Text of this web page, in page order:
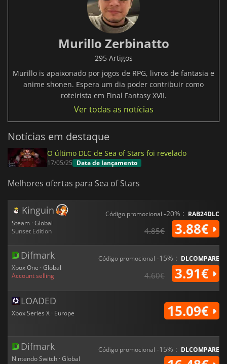
Murillo Zerbinatto
295 Artigos
Murillo is apaixonado por jogos de RPG, livros de fantasia e
anime shonen. Espera um dia poder contribuir como
roteirista em Final Fantasy XVII.
Ver todas as notícias
Notícias em destaque
O último DLC de Sea of Stars foi revelado
17/05/25 Data de lançamento
Melhores ofertas para Sea of Stars
Kinguin
Steam · Global
Sunset Edition
Código promocional -20% : RAB24DLC
4.85€ 3.88€
Difmark
Xbox One · Global
Account selling
Código promocional -15% : DLCOMPARE
4.60€ 3.91€
LOADED
Xbox Series X · Europe 15.09€
Difmark
Nintendo Switch · Global
Código promocional -15% : DLCOMPARE